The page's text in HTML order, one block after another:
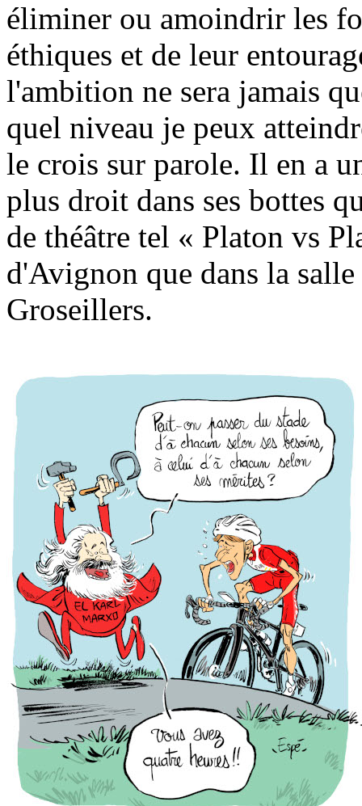
éliminer ou amoindrir les
éthiques et de leur
l'ambition ne sera jamais
quel niveau je peux
le crois sur parole. Il en a
plus droit dans ses bottes
de théâtre tel « Platon vs
d'Avignon que dans la
Groseillers.